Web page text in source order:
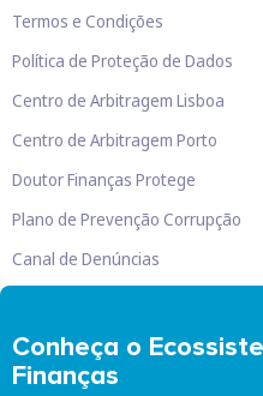
Conheça o
Finanças
Termos e Condições
Política de Proteção de Dados
Centro de Arbitragem Lisboa
Centro de Arbitragem Porto
Doutor Finanças Protege
Plano de Prevenção Corrupção
Canal de Denúncias